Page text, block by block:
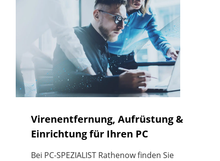
Virenentfernung, Aufrüstung &
Einrichtung für Ihren PC
Bei PC-SPEZIALIST Rathenow finden Sie